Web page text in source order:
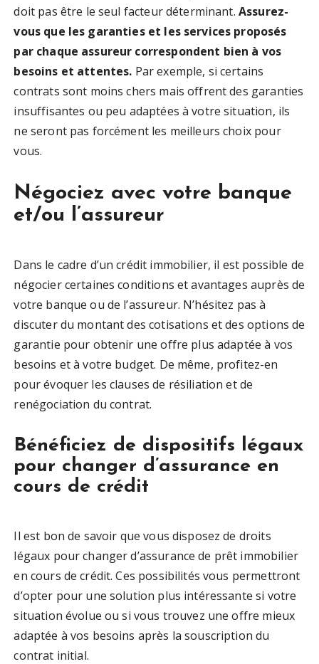
doit pas être le seul facteur déterminant. Assurez-
vous que les garanties et les services proposés
par chaque assureur correspondent bien à vos
besoins et attentes. Par exemple, si certains
contrats sont moins chers mais offrent des garanties
insuffisantes ou peu adaptées à votre situation, ils
ne seront pas forcément les meilleurs choix pour
vous.
Négociez avec votre banque
et/ou l’assureur
Dans le cadre d’un crédit immobilier, il est possible de
négocier certaines conditions et avantages auprès de
votre banque ou de l’assureur. N’hésitez pas à
discuter du montant des cotisations et des options de
garantie pour obtenir une offre plus adaptée à vos
besoins et à votre budget. De même, profitez-en
pour évoquer les clauses de résiliation et de
renégociation du contrat.
Bénéficiez de dispositifs légaux
pour changer d’assurance en
cours de crédit
Il est bon de savoir que vous disposez de droits
légaux pour changer d’assurance de prêt immobilier
en cours de crédit. Ces possibilités vous permettront
d’opter pour une solution plus intéressante si votre
situation évolue ou si vous trouvez une offre mieux
adaptée à vos besoins après la souscription du
contrat initial.